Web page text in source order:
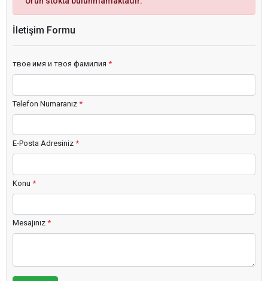
İletişim Formu
твое имя и твоя фамилия *
Telefon Numaranız *
E-Posta Adresiniz *
Konu *
Mesajınız *